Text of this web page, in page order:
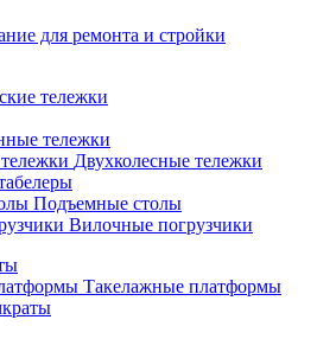
для ремонта и стройки
тележки
тележки
Двухколесные тележки
Подъемные столы
Вилочные погрузчики
Такелажные платформы